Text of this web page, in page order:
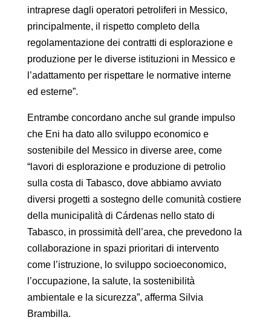
intraprese dagli operatori petroliferi in Messico,
principalmente, il rispetto completo della
regolamentazione dei contratti di esplorazione e
produzione per le diverse istituzioni in Messico e
l’adattamento per rispettare le normative interne
ed esterne”.
Entrambe concordano anche sul grande impulso
che Eni ha dato allo sviluppo economico e
sostenibile del Messico in diverse aree, come
“lavori di esplorazione e produzione di petrolio
sulla costa di Tabasco, dove abbiamo avviato
diversi progetti a sostegno delle comunità costiere
della municipalità di Cárdenas nello stato di
Tabasco, in prossimità dell’area, che prevedono la
collaborazione in spazi prioritari di intervento
come l’istruzione, lo sviluppo socioeconomico,
l’occupazione, la salute, la sostenibilità
ambientale e la sicurezza”, afferma Silvia
Brambilla.